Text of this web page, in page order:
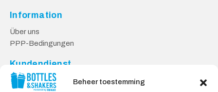
Beheer toestemming
Information
Über uns
PPP-Bedingungen
Kundendienst
Kontakt